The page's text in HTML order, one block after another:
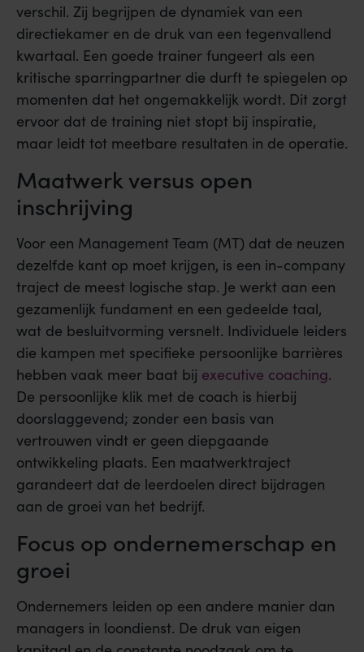
verschil. Zij begrijpen de dynamiek van een
directiekamer en de druk van een tegenvallend
kwartaal. Een goede trainer fungeert als een
kritische sparringpartner die durft te spiegelen op
momenten dat het ongemakkelijk wordt. Dit zorgt
ervoor dat de training niet stopt bij inspiratie,
maar leidt tot meetbare resultaten in de operatie.
Maatwerk versus open
inschrijving
Voor een Management Team (MT) dat de neuzen
dezelfde kant op moet krijgen, is een in-company
traject de meest logische stap. Je werkt aan een
gezamenlijk fundament en een gedeelde taal,
wat de besluitvorming versnelt. Individuele leiders
die kampen met specifieke persoonlijke barrières
hebben vaak meer baat bij executive coaching.
De persoonlijke klik met de coach is hierbij
doorslaggevend; zonder een basis van
vertrouwen vindt er geen diepgaande
ontwikkeling plaats. Een maatwerktraject
garandeert dat de leerdoelen direct bijdragen
aan de groei van het bedrijf.
Focus op ondernemerschap en
groei
Ondernemers leiden op een andere manier dan
managers in loondienst. De druk van eigen